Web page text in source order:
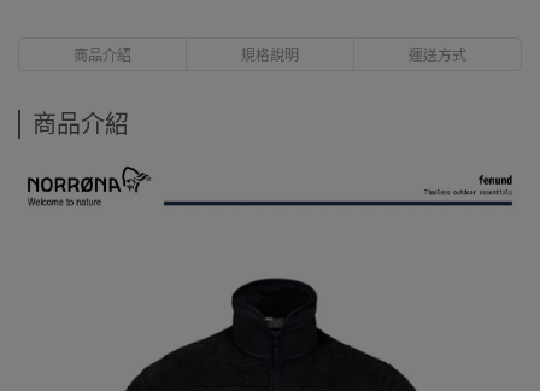
商品介紹 規格說明 運送方式
商品介紹